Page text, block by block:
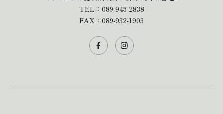
TEL： 089-945-2838
FAX：089-932-1903